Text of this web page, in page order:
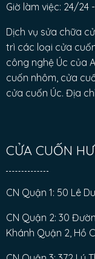
Giờ làm việc: 24/24
Dịch vụ sửa chữa
trì các loại cửa
công nghệ Úc của
cuốn nhôm, cửa
cửa cuốn Úc. Địa
CỬA CUỐN
CN Quận 1: 50 Lê
CN Quận 2: 30
Khánh Quận 2, Hồ